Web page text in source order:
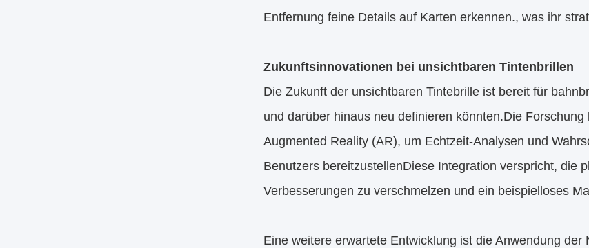
Entfernung feine Details auf Karten erkennen., was ihr
Zukunftsinnovationen bei unsichtbaren Tintenbrillen
Die Zukunft der unsichtbaren Tintebrille ist bereit für
und darüber hinaus neu definieren könnten.Die
Augmented Reality (AR), um Echtzeit-Analysen und
Benutzers bereitzustellenDiese Integration verspricht, die
Verbesserungen zu verschmelzen und ein beispielloses
Eine weitere erwartete Entwicklung ist die Anwendung